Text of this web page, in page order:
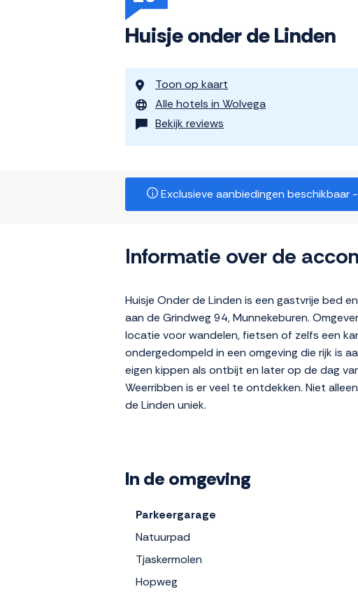
Huisje onder de Linden
Toon op kaart
Alle hotels in Wolvega
Bekijk reviews
Exclusieve aanbiedingen beschikbaar
Informatie over de
Huisje Onder de Linden is een gastvrije bed
aan de Grindweg 94, Munnekeburen.
locatie voor wandelen, fietsen of zelfs een
ondergedompeld in een omgeving die rijk is
eigen kippen als ontbijt en later op de dag
Weerribben is er veel te ontdekken. Niet
de Linden uniek.
In de omgeving
Parkeergarage
Natuurpad
Tjaskermolen
Hopweg